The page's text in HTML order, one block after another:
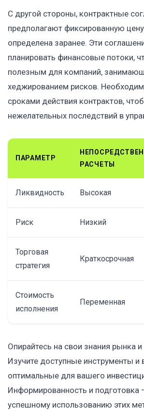
С другой стороны, контрактные
предполагают фиксированную
определена заранее. Эти
планировать финансовые потоки,
полезным для компаний,
хеджированием рисков.
сроками действия контрактов,
нежелательных последствий в
ПАРАМЕТР
РАСЧЕТЫ
Ликвидность Высокая
Риск Низкий
Торговая
стратегия
Краткосрочная
Стоимость
исполнения
Переменная
Опирайтесь на свои знания рынка
Изучите доступные инструменты и
оптимальные для вашего
Информированность и подготовка
успешному использованию этих